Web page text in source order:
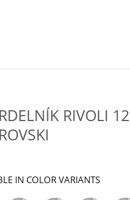
RIVOLI
IN COLOR VARIANTS